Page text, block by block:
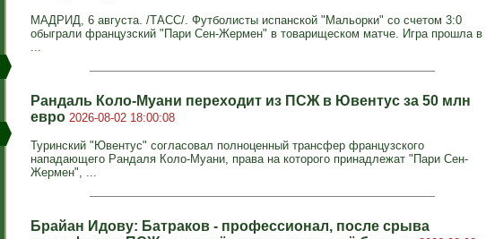
МАДРИД, 6 августа. /ТАСС/. Футболисты испанской "Мальорки" со счетом 3:0
обыграли французский "Пари Сен-Жермен" в товарищеском матче. Игра прошла в
...
Рандаль Коло-Муани переходит из ПСЖ в Ювентус за 50 млн
евро 2026-08-02 18:00:08
Туринский "Ювентус" согласовал полноценный трансфер французского
нападающего Рандаля Коло-Муани, права на которого принадлежат "Пари Сен-
Жермен", ...
Брайан Идову: Батраков - профессионал, после срыва